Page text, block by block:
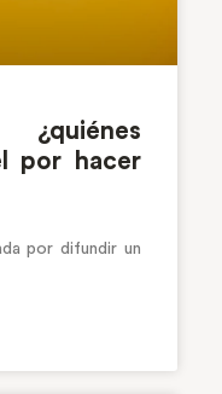
¿quiénes
por hacer
por difundir un